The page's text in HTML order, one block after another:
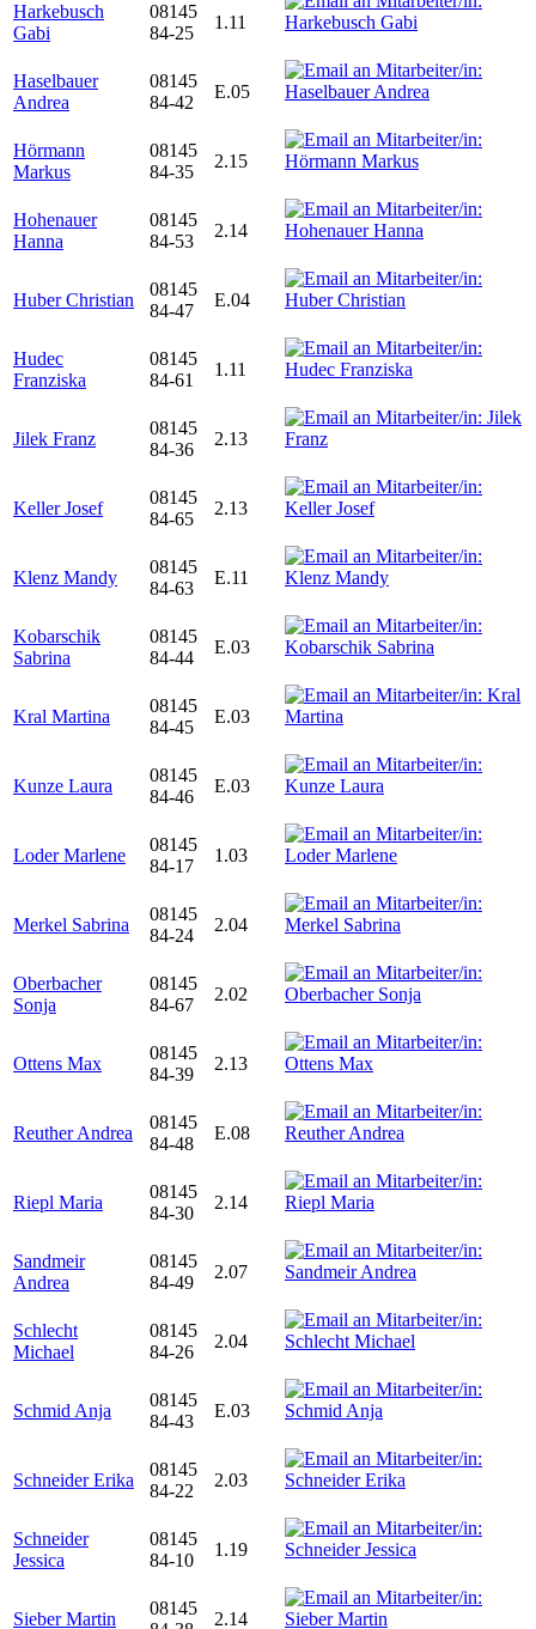
Harkebusch
Gabi
08145
84-25
1.11
Haselbauer
Andrea
08145
84-42
E.05
Hörmann
Markus
08145
84-35
2.15
Hohenauer
Hanna
08145
84-53
2.14
Huber Christian
08145
84-47
E.04
Hudec
Franziska
08145
84-61
1.11
Jilek Franz
08145
84-36
2.13
Keller Josef
08145
84-65
2.13
Klenz Mandy
08145
84-63
E.11
Kobarschik
Sabrina
08145
84-44
E.03
Kral Martina
08145
84-45
E.03
Kunze Laura
08145
84-46
E.03
Loder Marlene
08145
84-17
1.03
Merkel Sabrina
08145
84-24
2.04
Oberbacher
Sonja
08145
84-67
2.02
Ottens Max
08145
84-39
2.13
Reuther Andrea
08145
84-48
E.08
Riepl Maria
08145
84-30
2.14
Sandmeir
Andrea
08145
84-49
2.07
Schlecht
Michael
08145
84-26
2.04
Schmid Anja
08145
84-43
E.03
Schneider Erika
08145
84-22
2.03
Schneider
Jessica
08145
84-10
1.19
Sieber Martin
08145
2.14